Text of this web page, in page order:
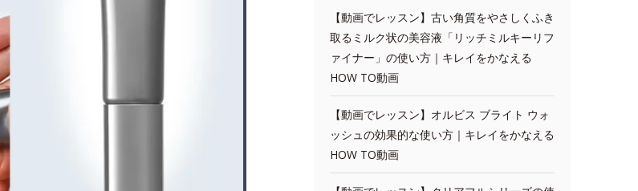
【動画でレッスン】古い角質をやさしくふき
取るミルク状の美容液「リッチミルキーリフ
ァイナー」の使い方｜キレイをかなえる
HOW TO動画
【動画でレッスン】オルビス ブライト ウォ
ッシュの効果的な使い方｜キレイをかなえる
HOW TO動画